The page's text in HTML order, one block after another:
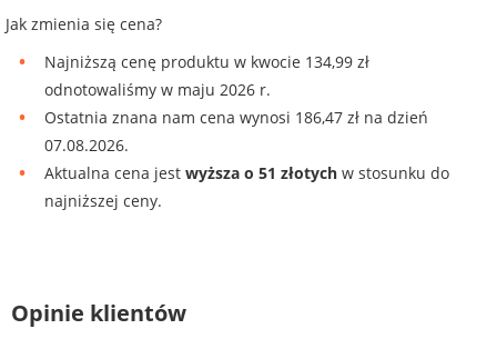
Jak zmienia się cena?
Najniższą cenę produktu w kwocie 134,99 zł
odnotowaliśmy w maju 2026 r.
Ostatnia znana nam cena wynosi 186,47 zł na dzień
07.08.2026.
Aktualna cena jest wyższa o 51 złotych w stosunku do
najniższej ceny.
Opinie klientów